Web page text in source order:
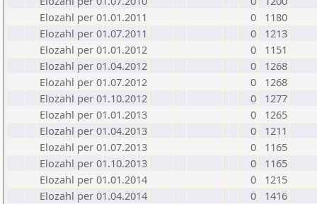
Elozahl per 01.01.2011
0
1180
Elozahl per 01.07.2011
0
1213
Elozahl per 01.01.2012
0
1151
Elozahl per 01.04.2012
0
1268
Elozahl per 01.07.2012
0
1268
Elozahl per 01.10.2012
0
1277
Elozahl per 01.01.2013
0
1265
Elozahl per 01.04.2013
0
1211
Elozahl per 01.07.2013
0
1165
Elozahl per 01.10.2013
0
1165
Elozahl per 01.01.2014
0
1215
Elozahl per 01.04.2014
0
1416